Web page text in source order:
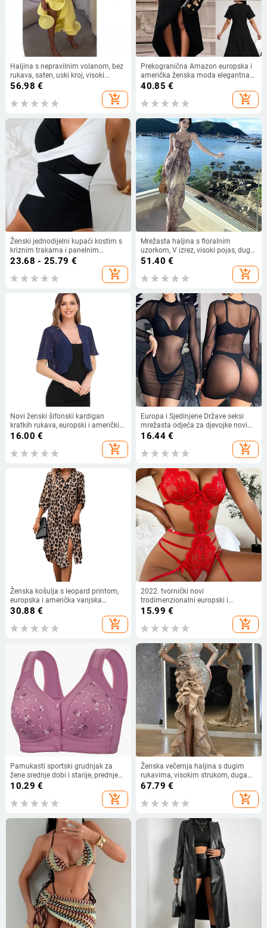
Haljina s nepravilnim volanom, bez
rukava, saten, uski kroj, visoki
ovratnik
56.98 €
add_shopping_cart
Prekogranična Amazon europska i
američka ženska moda elegantna
nepravilna haljina s ukrasom od
40.85 €
add_shopping_cart
Ženski jednodijelni kupaći kostim s
kriznim trakama i panelnim
dizajnom; čelična podrška; brzo se
23.68 - 25.79 €
add_shopping_cart
Mrežasta haljina s floralnim
uzorkom, V izrez, visoki pojas, duga
ljetna haljina
51.40 €
add_shopping_cart
Novi ženski šifonski kardigan
kratkih rukava, europski i američki
Amazon Ljeto 2022.
16.00 €
add_shopping_cart
Europa i Sjedinjene Države seksi
mrežasta odjeća za djevojke novi
ljetni bikini iskušenje perspektiva
mrežasti kupaći kostimi s dugim
rukavima za plažu veleprodaja
16.44€
add_shopping_cart
Ženska košulja s leopard printom,
europska i američka vanjska
trgovina, tkana haljina s rukavima i
sedam točaka, široka modna
ženska midi haljina s razdjelnim
30.88 €
add_shopping_cart
2022. tvornički novi
trodimenzionalni europski i
američki slatko-pikantni čipkasti
bodi, seksi iskušenje, vanjska
trgovina, donje rublje, seksi
15.99 €
add_shopping_cart
Pamukasti sportski grudnjak za
žene srednje dobi i starije, prednje
kopčanje, tanke šalice, otisak, bez
10.29 €
add_shopping_cart
Ženska večernja haljina s dugim
rukavima, visokim strukom, duga
suknja, metalni sprej materijal,
67.79 €
add_shopping_cart